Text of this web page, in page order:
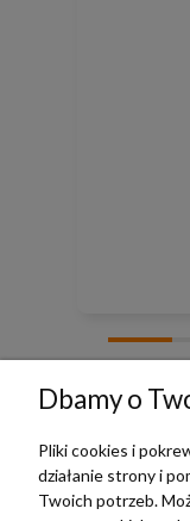
Dbamy o
Pliki cookies i
działanie strony i
Twoich potrzeb.